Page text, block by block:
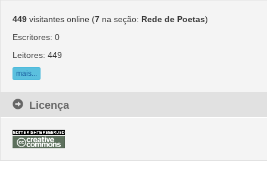
449 visitantes online (7 na seção: Rede de Poetas)
Escritores: 0
Leitores: 449
mais...
Licença